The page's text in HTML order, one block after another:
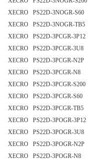
XECRO PS22D-3NOGR-S60
XECRO PS22D-3NOGR-TB5
XECRO PS22D-3PCGR-3P12
XECRO PS22D-3PCGR-3U8
XECRO PS22D-3PCGR-N2P
XECRO PS22D-3PCGR-N8
XECRO PS22D-3PCGR-S200
XECRO PS22D-3PCGR-S60
XECRO PS22D-3PCGR-TB5
XECRO PS22D-3POGR-3P12
XECRO PS22D-3POGR-3U8
XECRO PS22D-3POGR-N2P
XECRO PS22D-3POGR-N8